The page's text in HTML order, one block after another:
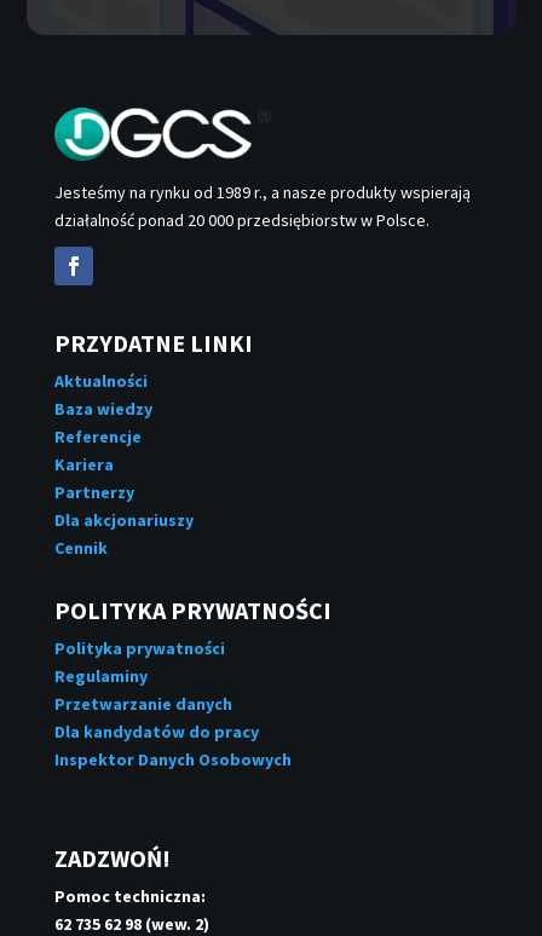
Jesteśmy na rynku od 1989 r., a nasze produkty wspierają
działalność ponad 20 000 przedsiębiorstw w Polsce.
PRZYDATNE LINKI
Aktualności
Baza wiedzy
Referencje
Kariera
Partnerzy
Dla akcjonariuszy
Cennik
POLITYKA PRYWATNOŚCI
Polityka prywatności
Regulaminy
Przetwarzanie danych
Dla kandydatów do pracy
Inspektor Danych Osobowych
ZADZWOŃ!
Pomoc techniczna:
62 735 62 98 (wew. 2)